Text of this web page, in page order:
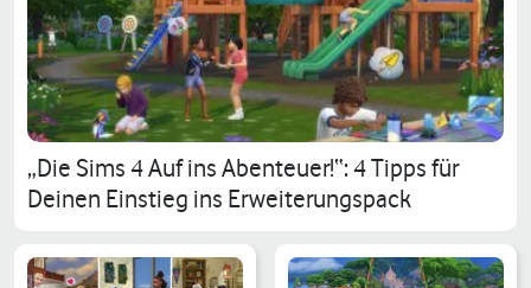
„Die Sims 4 Auf ins Abenteuer!“: 4 Tipps für
Deinen Einstieg ins Erweiterungspack